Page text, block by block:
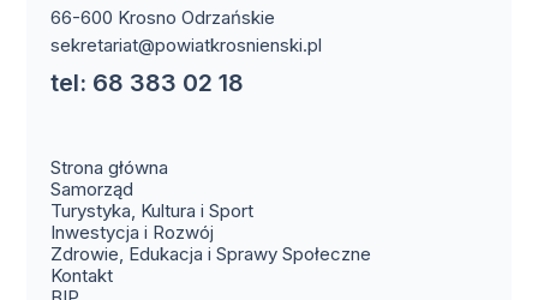
66-600 Krosno Odrzańskie
sekretariat@powiatkrosnienski.pl
tel: 68 383 02 18
Strona główna
Samorząd
Turystyka, Kultura i Sport
Inwestycja i Rozwój
Zdrowie, Edukacja i Sprawy Społeczne
Kontakt(otwiera się w nowym oknie)